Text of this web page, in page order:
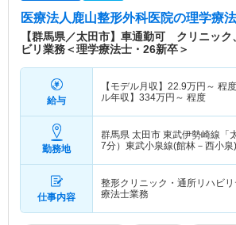
医療法人鹿山整形外科医院の理学療
【群馬県／太田市】車通勤可 クリニック
ビリ業務＜理学療法士・26新卒＞
給与
【モデル月収】 22.9万円～ 程
ル年収】 334万円～ 程度
勤務地
群馬県 太田市 東武伊勢崎線「
7分）東武小泉線(館林－西小泉
仕事内容
整形クリニック・通所リハビ
療法士業務